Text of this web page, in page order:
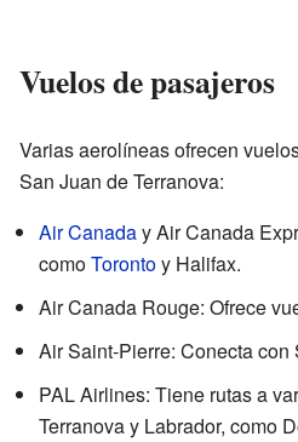
Vuelos de pasajeros
Varias aerolíneas ofrecen
San Juan de Terranova:
Air Canaday Air Canada
comoTorontoy Halifax.
Air Canada Rouge: Ofrece
Air Saint-Pierre: Conecta con
PAL Airlines: Tiene rutas a
Terranova y Labrador, como